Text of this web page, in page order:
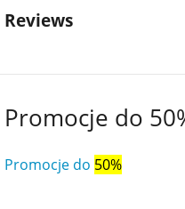
Reviews
Promocje do
Promocje do 50%